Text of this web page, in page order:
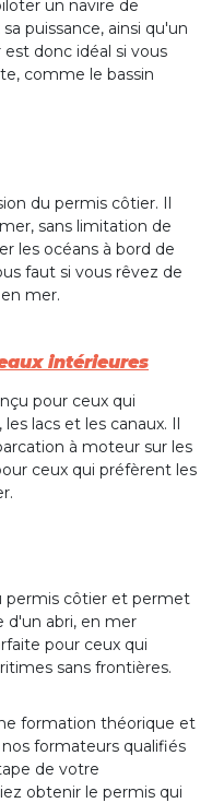
un navire de
puissance, ainsi qu'un
donc idéal si vous
comme le bassin
du permis côtier. Il
sans limitation de
les océans à bord de
faut si vous rêvez de
mer.
intérieures
pour ceux qui
lacs et les canaux. Il
à moteur sur les
ceux qui préfèrent les
permis côtier et permet
d'un abri, en mer
pour ceux qui
sans frontières.
formation théorique et
formateurs qualifiés
de votre
obtenir le permis qui